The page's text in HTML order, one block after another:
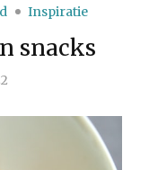
Inspiratie
snacks